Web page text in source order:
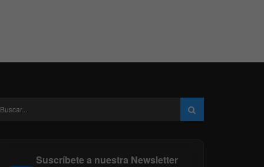
Suscríbete a nuestra Newsletter